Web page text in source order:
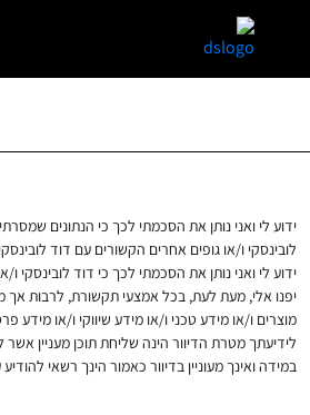
ידוע לי ואני נותן את הסכמתי לכך כי הנתונים שמסרתי אודותיי לדוד לוביסנקי בע"מ ח.פ. 510515752 (להלן – "דוד לובינסקי"),
לובינסקי ו/או גופים אחרים הקשורים עם דוד
ידוע לי ואני נותן את הסכמתי לכך כי דוד לובינסקי ו/
יפנו אלי, מעת לעת, בכל אמצעי תקשורת, לרבות אך
מוצרים ו/או מידע טכני ו/או מידע שיווקי ו/או
לידיעתך מטרת הדיוור הינה שליחת תוכן מעניין
במידה ואינך מעוניין בדיוור כאמור הינך רשאי